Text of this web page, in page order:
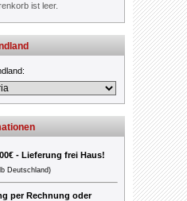
ist leer.
- Lieferung frei Haus!
Deutschland)
per Rechnung oder